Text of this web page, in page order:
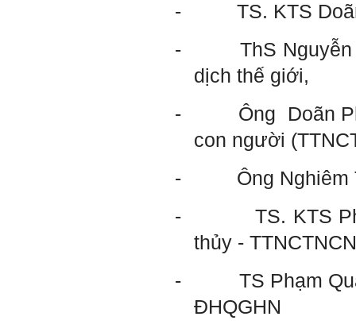
-
TS. KTS
-
ThS
dịch thế giới,
-
Ông
Doãn
con người
-
Ông Nghiêm
-
TS. KTS
thủy - TTNCTNCN
-
TS Phạm
ĐHQGHN